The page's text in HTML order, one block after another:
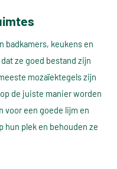
badkamers, keukens en
ze goed bestand zijn
mozaïektegels zijn
de juiste manier worden
voor een goede lijm en
hun plek en behouden ze